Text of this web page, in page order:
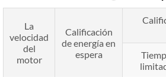
La
velocidad
del
motor
Calificación
de energía en
espera